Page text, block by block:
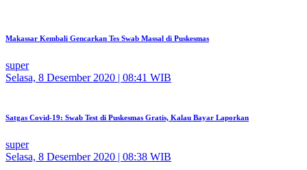
Makassar Kembali Gencarkan Tes Swab Massal di Puskesmas
super
Selasa, 8 Desember 2020 | 08:41 WIB
Satgas Covid-19: Swab Test di Puskesmas Gratis, Kalau Bayar Laporkan
super
Selasa, 8 Desember 2020 | 08:38 WIB